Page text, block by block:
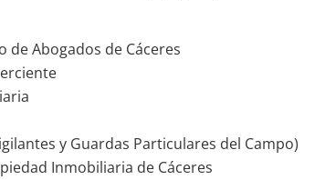
de Abogados de Cáceres
y Guardas Particulares del Campo)
Inmobiliaria de Cáceres